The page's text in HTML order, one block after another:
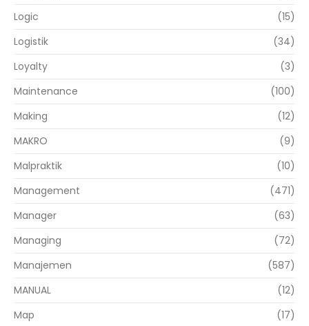
Logic
(15)
Logistik
(34)
Loyalty
(3)
Maintenance
(100)
Making
(12)
MAKRO
(9)
Malpraktik
(10)
Management
(471)
Manager
(63)
Managing
(72)
Manajemen
(587)
MANUAL
(12)
Map
(17)